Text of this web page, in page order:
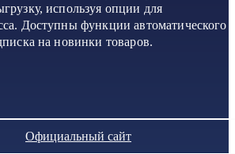
используя опции для
Доступны функции автоматического
на новинки товаров.
Официальный сайт